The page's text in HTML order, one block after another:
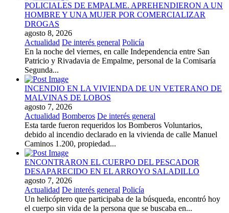
POLICIALES DE EMPALME. APREHENDIERON A UN
HOMBRE Y UNA MUJER POR COMERCIALIZAR
DROGAS
agosto 8, 2026
Actualidad De interés general Policía
En la noche del viernes, en calle Independencia entre San
Patricio y Rivadavia de Empalme, personal de la Comisaría
Segunda...
INCENDIO EN LA VIVIENDA DE UN VETERANO DE
MALVINAS DE LOBOS
agosto 7, 2026
Actualidad Bomberos De interés general
Esta tarde fueron requeridos los Bomberos Voluntarios,
debido al incendio declarado en la vivienda de calle Manuel
Caminos 1.200, propiedad...
ENCONTRARON EL CUERPO DEL PESCADOR
DESAPARECIDO EN EL ARROYO SALADILLO
agosto 7, 2026
Actualidad De interés general Policía
Un helicóptero que participaba de la búsqueda, encontró hoy
el cuerpo sin vida de la persona que se buscaba en...